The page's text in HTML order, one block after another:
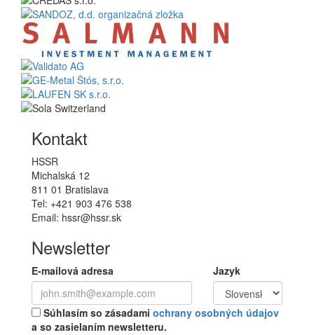
Kontakt
HSSR
Michalská 12
811 01 Bratislava
Tel: +421 903 476 538
Email: hssr@hssr.sk
Newsletter
E-mailová adresa Jazyk
Súhlasím so zásadami ochrany osobných údajov
a so zasielaním newsletteru.